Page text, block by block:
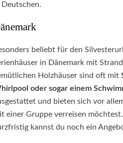
beliebt für den
in Dänemark mit
Holzhäuser sind oft mit
oder sogar einem
und bieten sich vor
einer Gruppe verreisen
kannst du noch ein